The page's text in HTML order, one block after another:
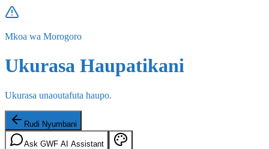
Mkoa wa Morogoro
Ukurasa Haupatikani
Ukurasa unaoutafuta haupo.
Rudi Nyumbani
Ask GWF AI Assistant